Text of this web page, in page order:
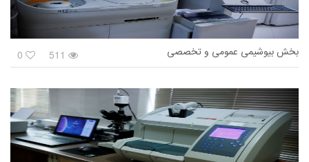
511
0 بخش بیوشیمی عمومی و تخصصی